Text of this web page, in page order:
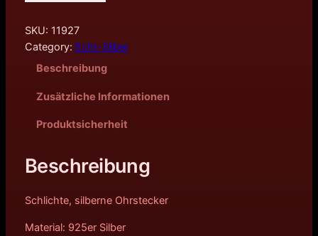
SKU: 11927
Category: Echt-Silber
Beschreibung
Zusätzliche Informationen
Produktsicherheit
Beschreibung
Schlichte, silberne Ohrstecker
Material: 925er Silber